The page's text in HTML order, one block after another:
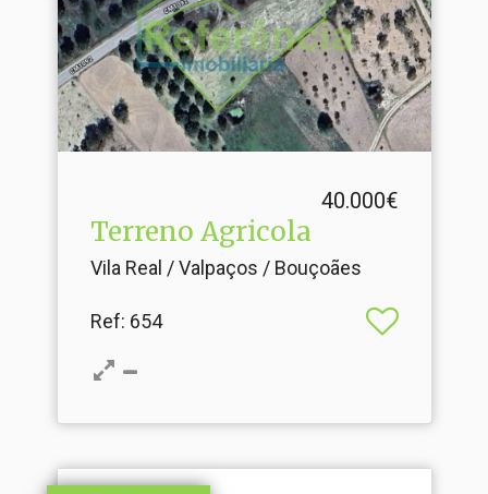
40.000€
Terreno Agricola
Vila Real / Valpaços / Bouçoães
Ref: 654